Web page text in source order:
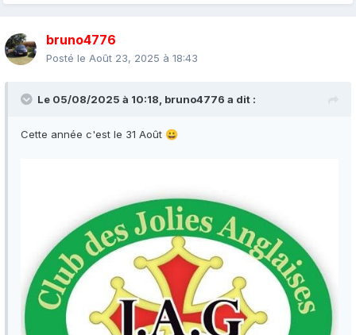
bruno4776
Posté le Août 23, 2025 à 18:43
Le 05/08/2025 à 10:18, bruno4776 a dit :
Cette année c'est le 31 Août 😀